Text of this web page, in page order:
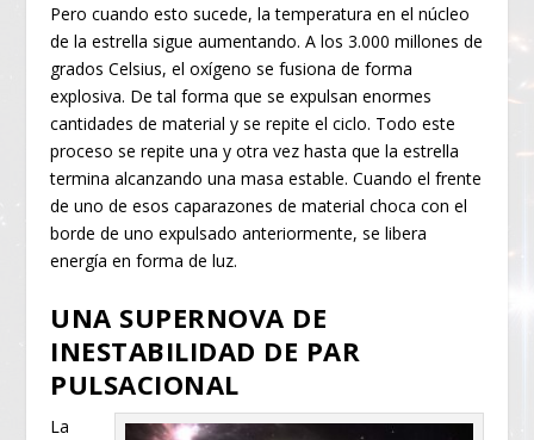
Pero cuando esto sucede, la temperatura en el núcleo
de la estrella sigue aumentando. A los 3.000 millones de
grados Celsius, el oxígeno se fusiona de forma
explosiva. De tal forma que se expulsan enormes
cantidades de material y se repite el ciclo. Todo este
proceso se repite una y otra vez hasta que la estrella
termina alcanzando una masa estable. Cuando el frente
de uno de esos caparazones de material choca con el
borde de uno expulsado anteriormente, se libera
energía en forma de luz.
UNA SUPERNOVA DE
INESTABILIDAD DE PAR
PULSACIONAL
La